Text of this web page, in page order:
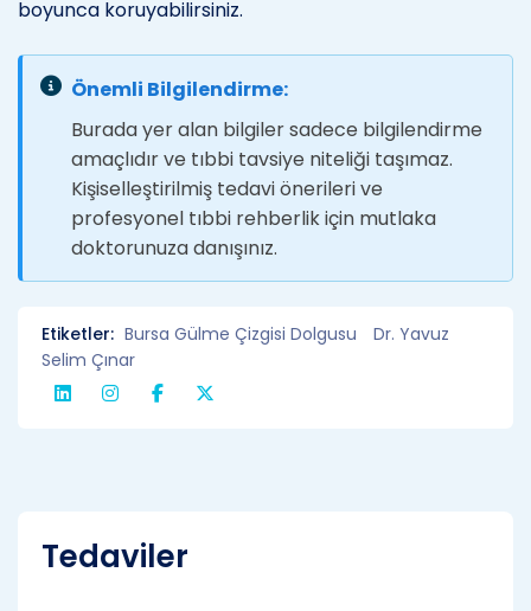
boyunca koruyabilirsiniz.
Önemli Bilgilendirme:
Burada yer alan bilgiler sadece bilgilendirme
amaçlıdır ve tıbbi tavsiye niteliği taşımaz.
Kişiselleştirilmiş tedavi önerileri ve
profesyonel tıbbi rehberlik için mutlaka
doktorunuza danışınız.
Etiketler: Bursa Gülme Çizgisi Dolgusu
Dr. Yavuz
Selim Çınar
Tedaviler